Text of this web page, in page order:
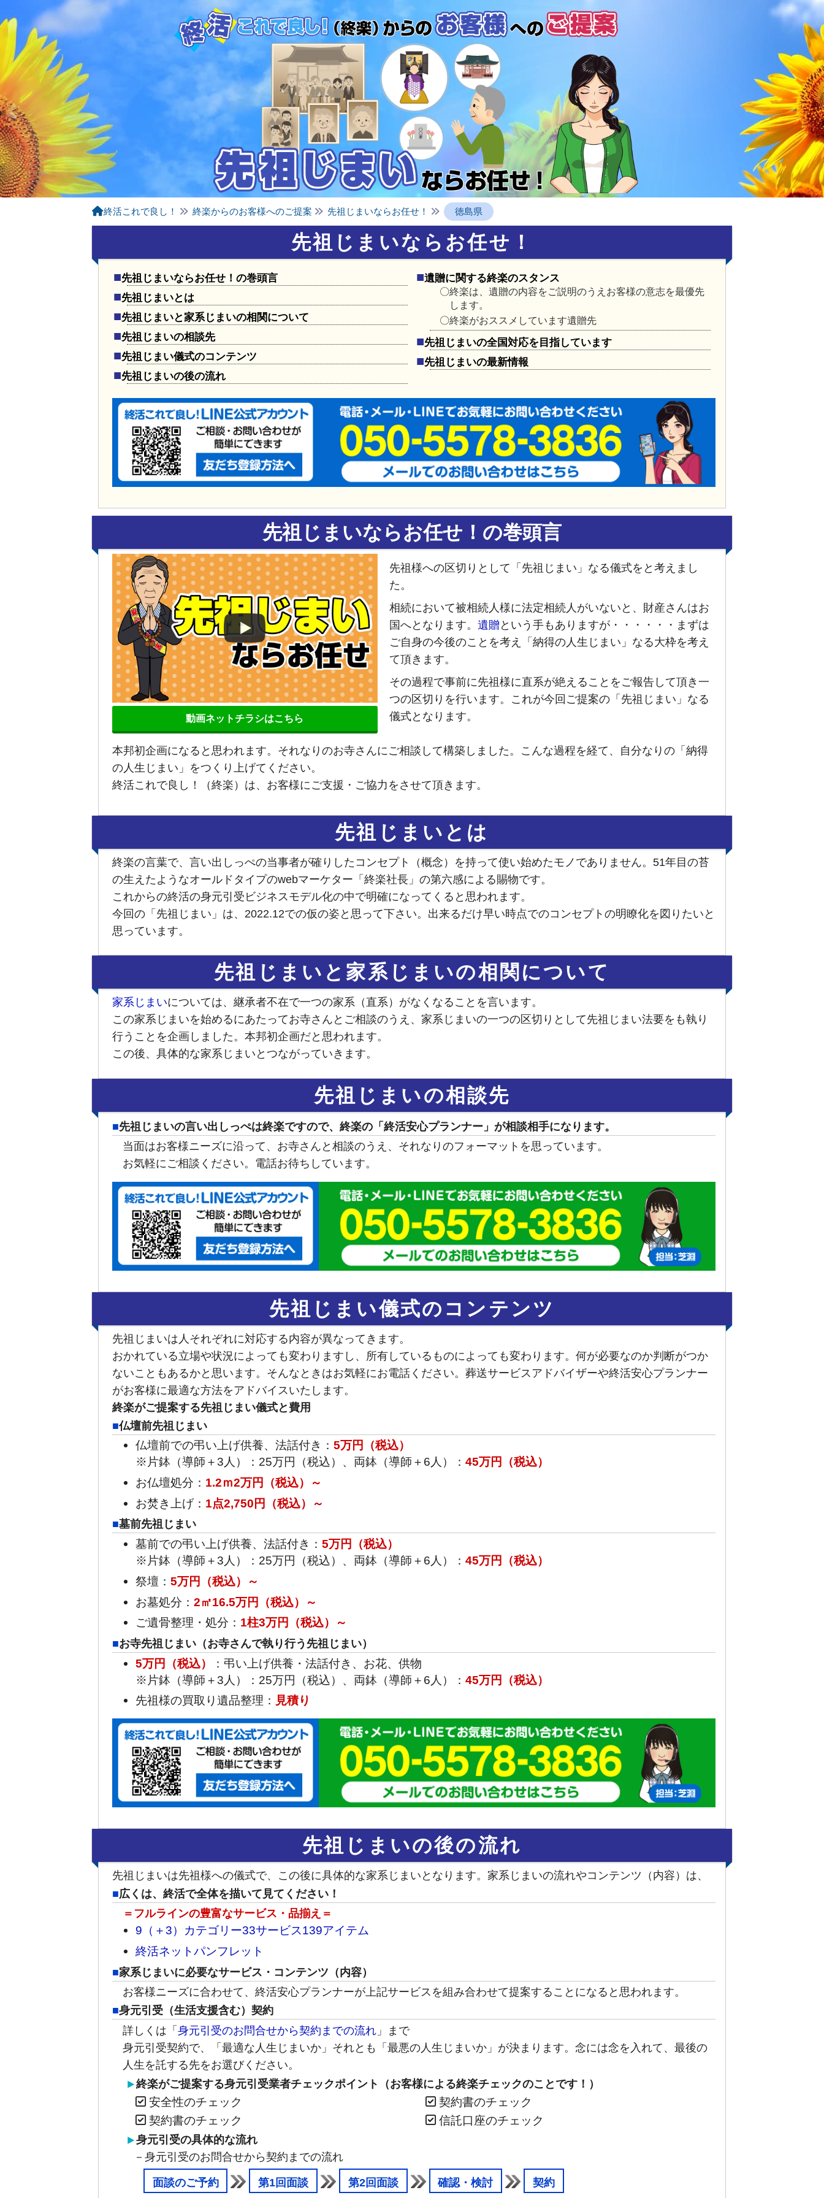
終活これで良し！ 終楽からのお客様へのご提案 先祖じまいならお任せ！ 徳島県
先祖じまいならお任せ！
先祖じまいならお任せ！の巻頭言
先祖じまいとは
先祖じまいと家系じまいの相関について
先祖じまいの相談先
先祖じまい儀式のコンテンツ
先祖じまいの後の流れ
遺贈に関する終楽のスタンス
終楽は、遺贈の内容をご説明のうえお客様の意志を最優先
します。
終楽がおススメしています遺贈先
先祖じまいの全国対応を目指しています
先祖じまいの最新情報
先祖じまいならお任せ！の巻頭言
動画ネットチラシはこちら
先祖様への区切りとして「先祖じまい」なる儀式をと考えまし
た。
相続において被相続人様に法定相続人がいないと、財産さんはお
国へとなります。遺贈 という手もありますが・・・・・・まずは
ご自身の今後のことを考え「納得の人生じまい」なる大枠を考え
て頂きます。
その過程で事前に先祖様に直系が絶えることをご報告して頂き一
つの区切りを行います。これが今回ご提案の「先祖じまい」なる
儀式となります。
本邦初企画になると思われます。それなりのお寺さんにご相談して構築しました。こんな過程を経て、自分なりの「納得
の人生じまい」をつくり上げてください。
終活これで良し！（終楽）は、お客様にご支援・ご協力をさせて頂きます。
先祖じまいとは
終楽の言葉で、言い出しっぺの当事者が確りしたコンセプト（概念）を持って使い始めたモノでありません。51年目の苔
の生えたようなオールドタイプのwebマーケター「終楽社長」の第六感による賜物です。
これからの終活の身元引受ビジネスモデル化の中で明確になってくると思われます。
今回の「先祖じまい」は、2022.12での仮の姿と思って下さい。出来るだけ早い時点でのコンセプトの明瞭化を図りたいと
思っています。
先祖じまいと家系じまいの相関について
家系じまいについては、継承者不在で一つの家系（直系）がなくなることを言います。
この家系じまいを始めるにあたってお寺さんとご相談のうえ、家系じまいの一つの区切りとして先祖じまい法要をも執り
行うことを企画しました。本邦初企画だと思われます。
この後、具体的な家系じまいとつながっていきます。
先祖じまいの相談先
先祖じまいの言い出しっぺは終楽ですので、終楽の「終活安心プランナー」が相談相手になります。
当面はお客様ニーズに沿って、お寺さんと相談のうえ、それなりのフォーマットを思っています。
お気軽にご相談ください。電話お待ちしています。
先祖じまい儀式のコンテンツ
先祖じまいは人それぞれに対応する内容が異なってきます。
おかれている立場や状況によっても変わりますし、所有しているものによっても変わります。何が必要なのか判断がつか
ないこともあるかと思います。そんなときはお気軽にお電話ください。葬送サービスアドバイザーや終活安心プランナー
がお客様に最適な方法をアドバイスいたします。
終楽がご提案する先祖じまい儀式と費用
仏壇前先祖じまい
仏壇前での弔い上げ供養、法話付き：5万円（税込）
※片鉢（導師＋3人）：25万円（税込）、両鉢（導師＋6人）：45万円（税込）
お仏壇処分： 1.2ｍ2万円（税込）～
お焚き上げ： 1点2,750円（税込）～
墓前先祖じまい
墓前での弔い上げ供養、法話付き：5万円（税込）
※片鉢（導師＋3人）：25万円（税込）、両鉢（導師＋6人）：45万円（税込）
祭壇：5万円（税込）～
お墓処分：2㎡16.5万円（税込）～
ご遺骨整理・処分： 1柱3万円（税込）～
お寺先祖じまい（お寺さんで執り行う先祖じまい）
5万円（税込）
：弔い上げ供養・法話付き、お花、供物
※片鉢（導師＋3人）：25万円（税込）、両鉢（導師＋6人）：45万円（税込）
先祖様の買取り遺品整理： 見積り
先祖じまいの後の流れ
先祖じまいは先祖様への儀式で、この後に具体的な家系じまいとなります。家系じまいの流れやコンテンツ（内容）は、
広くは、終活で全体を描いて見てください！
＝フルラインの豊富なサービス・品揃え＝
9（＋3）カテゴリー33サービス139アイテム
終活ネットパンフレット
家系じまいに必要なサービス・コンテンツ（内容）
お客様ニーズに合わせて、終活安心プランナーが上記サービスを組み合わせて提案することになると思われます。
身元引受（生活支援含む）契約
詳しくは「身元引受のお問合せから契約までの流れ 」まで
身元引受契約で、「最適な人生じまいか」それとも「最悪の人生じまいか」が決まります。念には念を入れて、最後の
人生を託する先をお選びください。
終楽がご提案する身元引受業者チェックポイント（お客様による終楽チェックのことです！）
安全性のチェック
契約書のチェック
契約書のチェック
信託口座のチェック
身元引受の具体的な流れ
－身元引受のお問合せから契約までの流れ
面談のご予約 第1回面談 第2回面談 確認・検討 契約